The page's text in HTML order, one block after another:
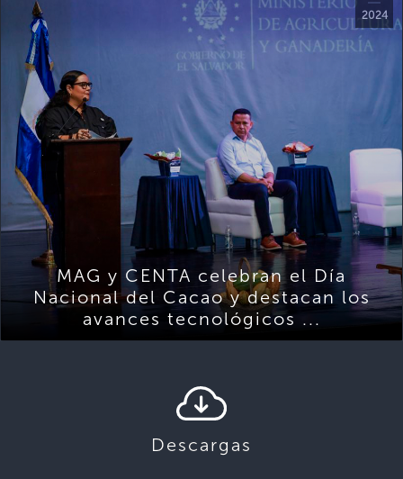
2024
MAG y CENTA celebran el Día
Nacional del Cacao y destacan los
avances tecnológicos ...
Descargas